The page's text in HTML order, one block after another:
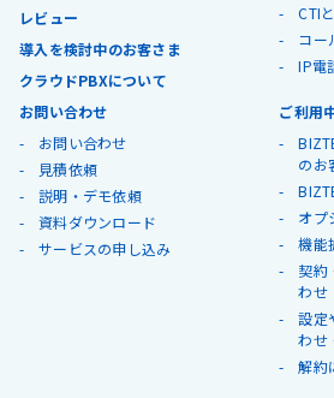
レビュー
導入を検討中のお客さま
クラウドPBXについて
CTI
コー
IP電
お問い合わせ
お問い合わせ
見積依頼
説明・デモ依頼
資料ダウンロード
サービスの申し込み
ご利用
のお
オプ
機能
契約
わせ
設定
わせ
解約